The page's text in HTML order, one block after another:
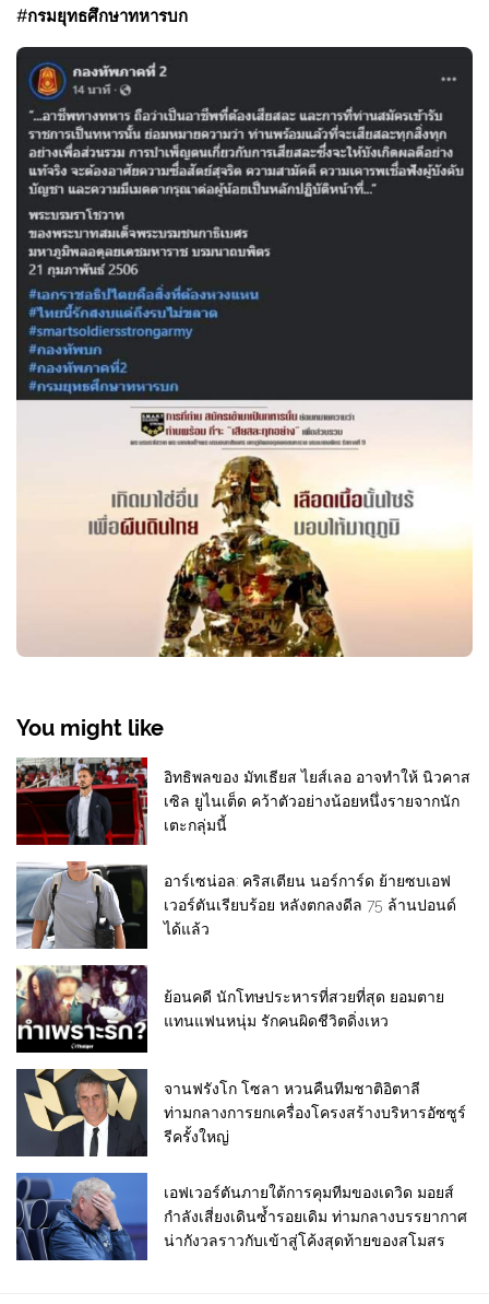
#กรมยุทธศึกษาทหารบก
You might like
อิทธิพลของ มัทเธียส ไยส์เลอ อาจทำให้ นิวคาส
เซิล ยูไนเต็ด คว้าตัวอย่างน้อยหนึ่งรายจากนัก
เตะกลุ่มนี้
อาร์เซน่อล: คริสเตียน นอร์การ์ด ย้ายซบเอฟ
เวอร์ตันเรียบร้อย หลังตกลงดีล 75 ล้านปอนด์
ได้แล้ว
ย้อนคดี นักโทษประหารที่สวยที่สุด ยอมตาย
แทนแฟนหนุ่ม รักคนผิดชีวิตดิ่งเหว
จานฟรังโก โซลา หวนคืนทีมชาติอิตาลี
ท่ามกลางการยกเครื่องโครงสร้างบริหารอัซซูร์
รีครั้งใหญ่
เอฟเวอร์ตันภายใต้การคุมทีมของเดวิด มอยส์
กำลังเสี่ยงเดินซ้ำรอยเดิม ท่ามกลางบรรยากาศ
น่ากังวลราวกับเข้าสู่โค้งสุดท้ายของสโมสร